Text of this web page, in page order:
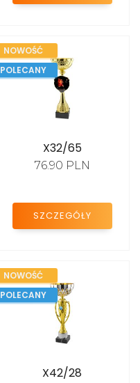
NOWOŚĆ
POLECANY
X32/65
76.90 PLN
SZCZEGÓŁY
NOWOŚĆ
POLECANY
X42/28